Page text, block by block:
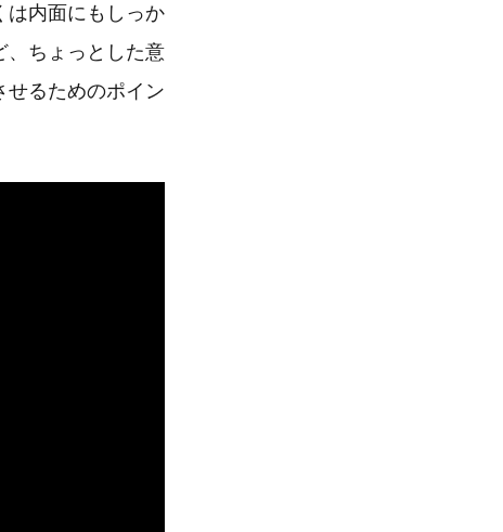
は内面にもしっか
、ちょっとした意
せるためのポイン